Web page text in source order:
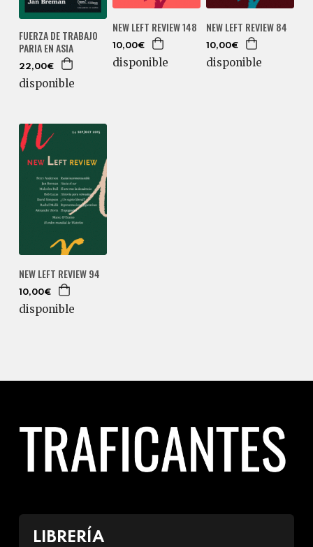
FUERZA DE TRABAJO
PARIA EN ASIA
22,00€
disponible
NEW LEFT REVIEW 148
10,00€
disponible
NEW LEFT REVIEW 84
10,00€
disponible
NEW LEFT REVIEW 94
10,00€
disponible
LIBRERÍA